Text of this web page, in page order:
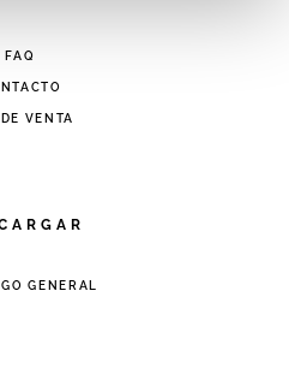
FAQ
VENTA
GENERAL